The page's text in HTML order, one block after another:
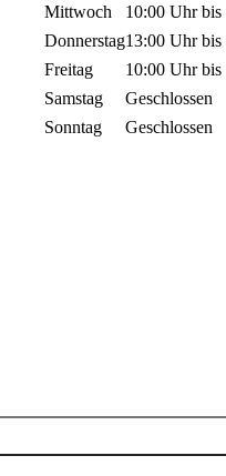
Mittwoch
10:00 Uhrbis
Donnerstag13:00 Uhrbis
Freitag
10:00 Uhrbis
Samstag
Geschlossen
Sonntag
Geschlossen